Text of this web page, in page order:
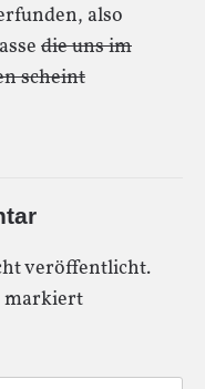
also
die uns im
scheint
veröffentlicht.
markiert